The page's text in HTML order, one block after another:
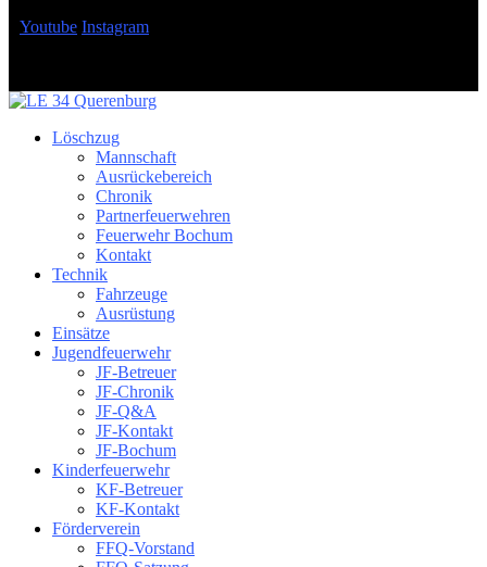
Youtube Instagram
Löschzug
Mannschaft
Ausrückebereich
Chronik
Partnerfeuerwehren
Feuerwehr Bochum
Kontakt
Technik
Fahrzeuge
Ausrüstung
Einsätze
Jugendfeuerwehr
JF-Betreuer
JF-Chronik
JF-Q&A
JF-Kontakt
JF-Bochum
Kinderfeuerwehr
KF-Betreuer
KF-Kontakt
Förderverein
FFQ-Vorstand